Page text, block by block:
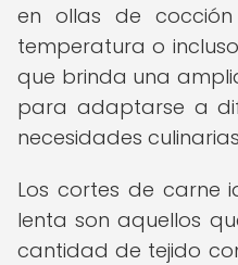
en ollas de
temperatura o
que brinda una
para adaptarse a
necesidades
Los cortes de carne
lenta son aquellos
cantidad de tejido